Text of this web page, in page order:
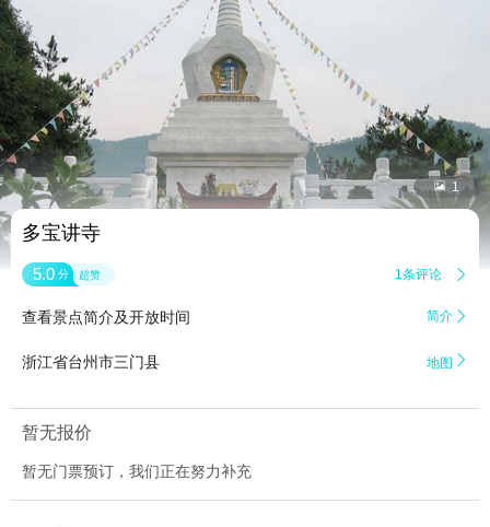
 1
多宝讲寺
5.0 分 超赞 1条评论 
查看景点简介及开放时间 简介 
浙江省台州市三门县 地图 
暂无报价
暂无门票预订，我们正在努力补充
